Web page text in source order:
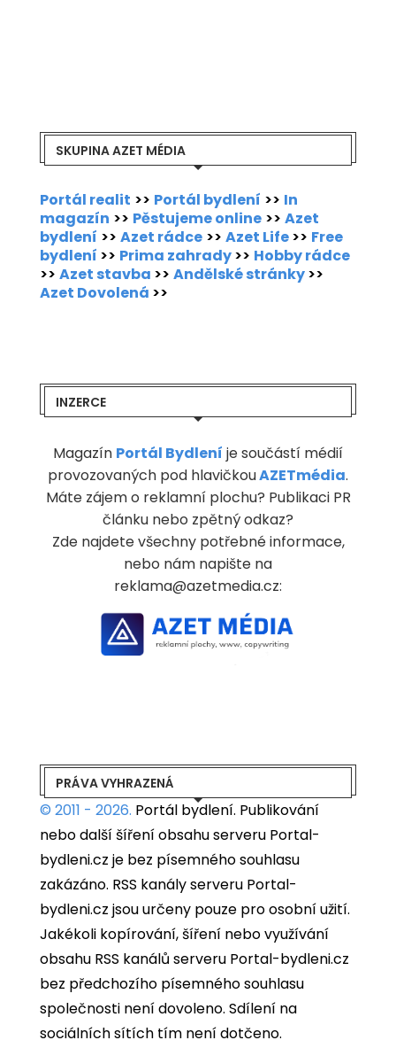
SKUPINA AZET MÉDIA
Portál realit >> Portál bydlení >> In
magazín >> Pěstujeme online >> Azet
bydlení >> Azet rádce >> Azet Life>> Free
bydlení >> Prima zahrady>> Hobby rádce
>> Azet stavba >> Andělské stránky>>
Azet Dovolená >>
INZERCE
Magazín Portál Bydlení je součástí médií
provozovaných pod hlavičkouAZETmédia.
Máte zájem o reklamní plochu? Publikaci PR
článku nebo zpětný odkaz?
Zde najdete všechny potřebné informace,
nebo nám napište na
reklama@azetmedia.cz:
PRÁVA VYHRAZENÁ
© 2011 - 2026. Portál bydlení. Publikování
nebo další šíření obsahu serveru Portal-
bydleni.cz je bez písemného souhlasu
zakázáno. RSS kanály serveru Portal-
bydleni.cz jsou určeny pouze pro osobní užití.
Jakékoli kopírování, šíření nebo využívání
obsahu RSS kanálů serveru Portal-bydleni.cz
bez předchozího písemného souhlasu
společnosti není dovoleno. Sdílení na
sociálních sítích tím není dotčeno.